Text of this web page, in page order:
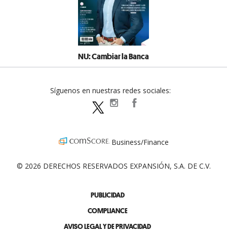
NU: Cambiar la Banca
PUBLICIDAD
COMPLIANCE
AVISO LEGAL Y DE PRIVACIDAD
Síguenos en nuestras redes sociales:
expansionpolitica
Business/Finance
© 2026 DERECHOS RESERVADOS EXPANSIÓN, S.A. DE C.V.